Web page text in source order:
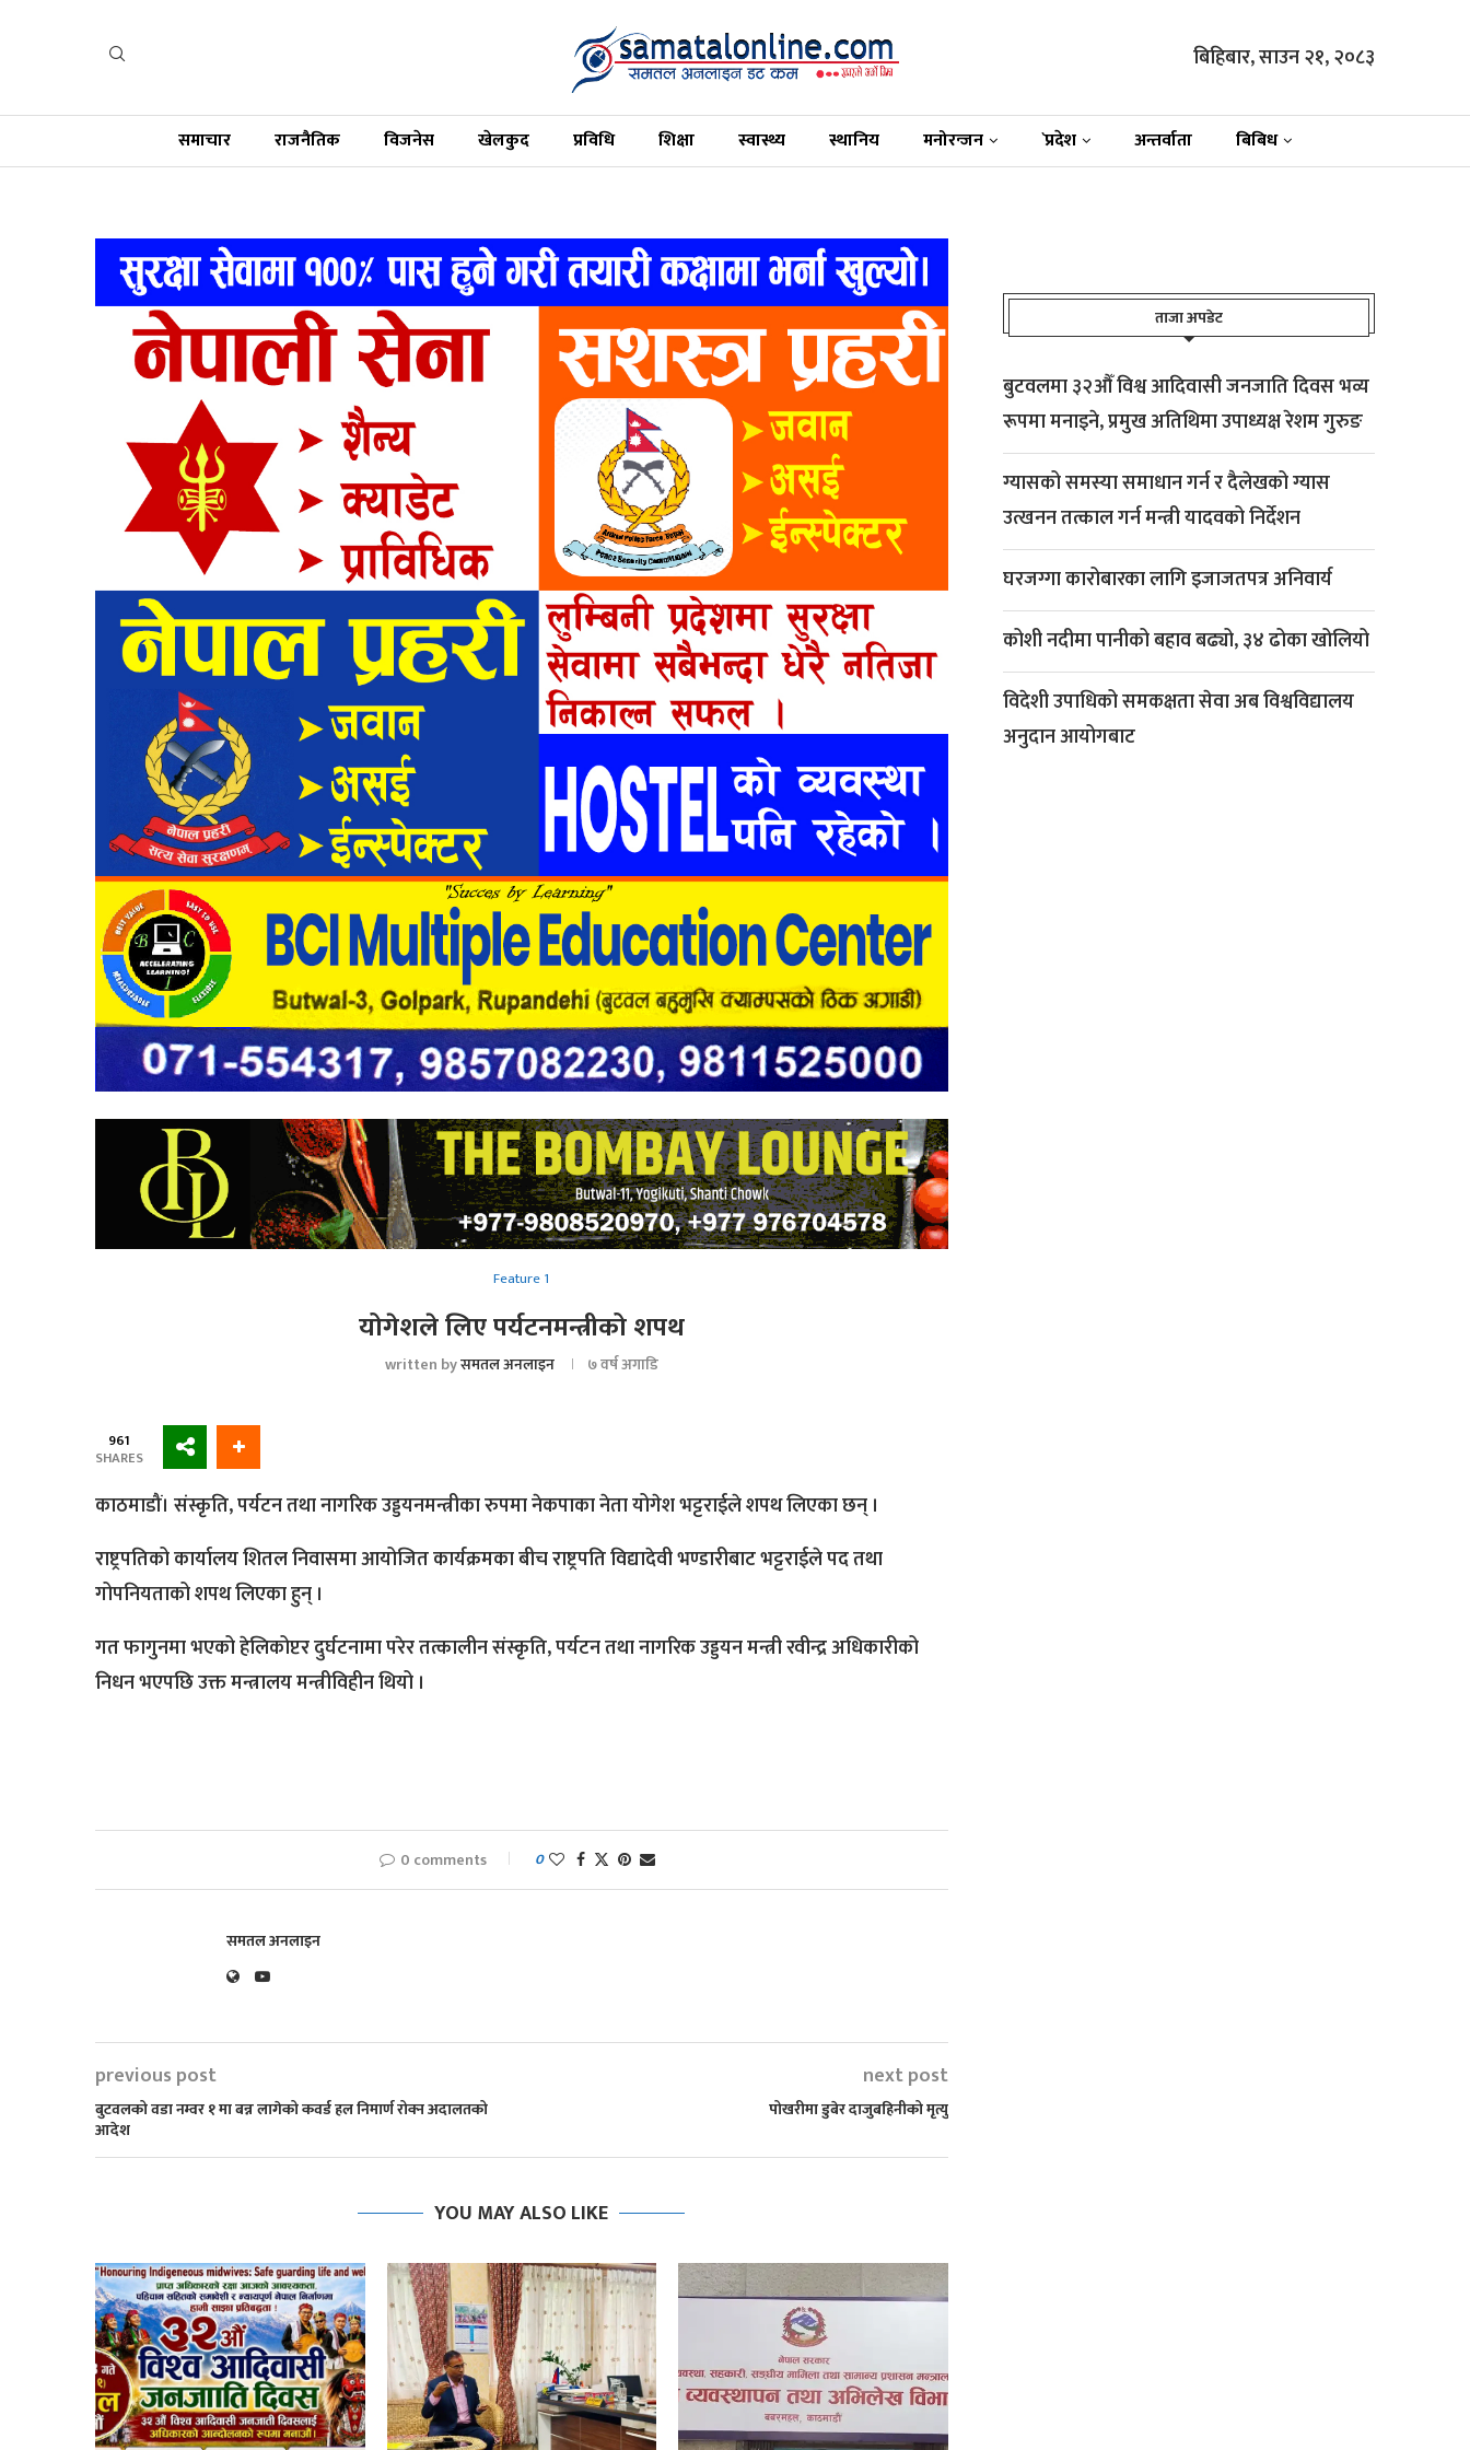
बिहिबार, साउन २१, २०८३
समाचार राजनैतिक विजनेस खेलकुद प्रविधि शिक्षा स्वास्थ्य स्थानिय मनोरन्जन `प्रदेश अन्तर्वाता बिबिध
Feature 1
योगेशले लिए पर्यटनमन्त्रीको शपथ
written byसमतल अनलाइन ७ वर्ष अगाडि
961
SHARES
काठमाडौं। संस्कृति, पर्यटन तथा नागरिक उड्डयनमन्त्रीका रुपमा नेकपाका नेता योगेश भट्टराईले शपथ लिएका छन् ।
राष्ट्रपतिको कार्यालय शितल निवासमा आयोजित कार्यक्रमका बीच राष्ट्रपति विद्यादेवी भण्डारीबाट भट्टराईले पद तथा
गोपनियताको शपथ लिएका हुन् ।
गत फागुनमा भएको हेलिकोप्टर दुर्घटनामा परेर तत्कालीन संस्कृति, पर्यटन तथा नागरिक उड्डयन मन्त्री रवीन्द्र अधिकारीको
निधन भएपछि उक्त मन्त्रालय मन्त्रीविहीन थियो ।
0 comments 0
समतल अनलाइन
previous post
बुटवलको वडा नम्वर १ मा बन्न लागेको कवर्ड हल निमार्ण रोक्न अदालतको
आदेश
next post
पोखरीमा डुबेर दाजुबहिनीको मृत्यु
YOU MAY ALSO LIKE
ताजा अपडेट
बुटवलमा ३२औँ विश्व आदिवासी जनजाति दिवस भव्य
रूपमा मनाइने, प्रमुख अतिथिमा उपाध्यक्ष रेशम गुरुङ
ग्यासको समस्या समाधान गर्न र दैलेखको ग्यास
उत्खनन तत्काल गर्न मन्त्री यादवको निर्देशन
घरजग्गा कारोबारका लागि इजाजतपत्र अनिवार्य
कोशी नदीमा पानीको बहाव बढ्यो, ३४ ढोका खोलियो
विदेशी उपाधिको समकक्षता सेवा अब विश्वविद्यालय
अनुदान आयोगबाट